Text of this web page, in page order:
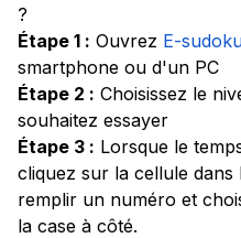
?
Étape 1 : Ouvrez E-
smartphone ou d'un PC
Étape 2 : Choisissez le
souhaitez essayer
Étape 3 : Lorsque le
cliquez sur la cellule dans
remplir un numéro et
la case à côté.